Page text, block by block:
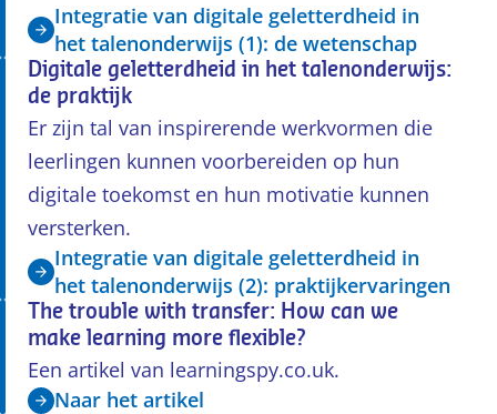
Integratie van digitale geletterdheid in
het talenonderwijs (1): de wetenschap
Digitale geletterdheid in het talenonderwijs:
de praktijk
Er zijn tal van inspirerende werkvormen die
leerlingen kunnen voorbereiden op hun
digitale toekomst en hun motivatie kunnen
versterken.
Integratie van digitale geletterdheid in
het talenonderwijs (2): praktijkervaringen
The trouble with transfer: How can we
make learning more flexible?
Een artikel van learningspy.co.uk.
Naar het artikel